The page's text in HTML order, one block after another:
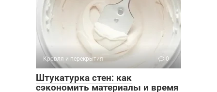
Кровля и перекрытия 0
Штукатурка стен: как
сэкономить материалы и время